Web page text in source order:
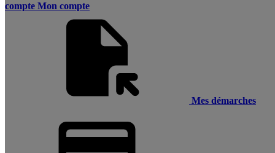
compte Mon compte
Mes démarches